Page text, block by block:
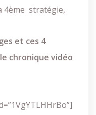
4ème stratégie,
et ces 4
chronique vidéo